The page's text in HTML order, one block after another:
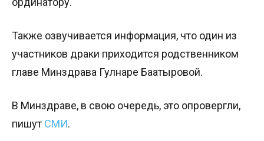
Также озвучивается информация, что один из
участников драки приходится родственником
главе Минздрава Гулнаре Баатыровой.
В Минздраве, в свою очередь, это опровергли,
пишут СМИ.